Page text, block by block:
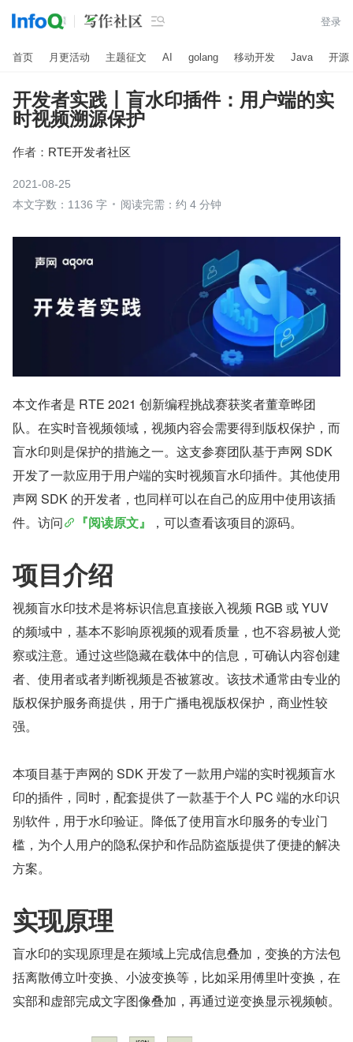
 登录
首页 月更活动 主题征文 AI golang 移动开发 Java 开源
开发者实践丨盲水印插件：用户端的实
时视频溯源保护
作者： RTE开发者社区
2021-08-25
本文字数：1136 字
阅读完需：约 4 分钟
本文作者是 RTE 2021 创新编程挑战赛获奖者董章晔团
队。在实时音视频领域，视频内容会需要得到版权保护，而
盲水印则是保护的措施之一。这支参赛团队基于声网 SDK
开发了一款应用于用户端的实时视频盲水印插件。其他使用
声网 SDK 的开发者，也同样可以在自己的应用中使用该插
件。访问
『阅读原文』 ，可以查看该项目的源码。
项目介绍
视频盲水印技术是将标识信息直接嵌入视频 RGB 或 YUV
的频域中，基本不影响原视频的观看质量，也不容易被人觉
察或注意。通过这些隐藏在载体中的信息，可确认内容创建
者、使用者或者判断视频是否被篡改。该技术通常由专业的
版权保护服务商提供，用于广播电视版权保护，商业性较
强。
本项目基于声网的 SDK 开发了一款用户端的实时视频盲水
印的插件，同时，配套提供了一款基于个人 PC 端的水印识
别软件，用于水印验证。降低了使用盲水印服务的专业门
槛，为个人用户的隐私保护和作品防盗版提供了便捷的解决
方案。
实现原理
盲水印的实现原理是在频域上完成信息叠加，变换的方法包
括离散傅立叶变换、小波变换等，比如采用傅里叶变换，在
实部和虚部完成文字图像叠加，再通过逆变换显示视频帧。